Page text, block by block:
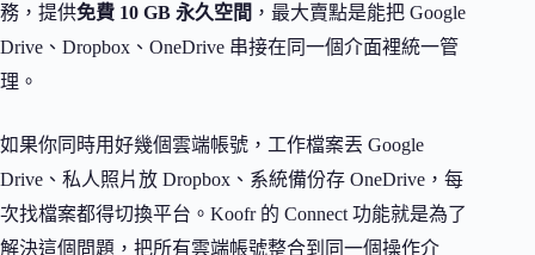
務，提供免費 10 GB 永久空間 ，最大賣點是能把 Google
Drive、Dropbox、OneDrive 串接在同一個介面裡統一管
理。
如果你同時用好幾個雲端帳號，工作檔案丟 Google
Drive、私人照片放 Dropbox、系統備份存 OneDrive，每
次找檔案都得切換平台。Koofr 的 Connect 功能就是為了
解決這個問題，把所有雲端帳號整合到同一個操作介